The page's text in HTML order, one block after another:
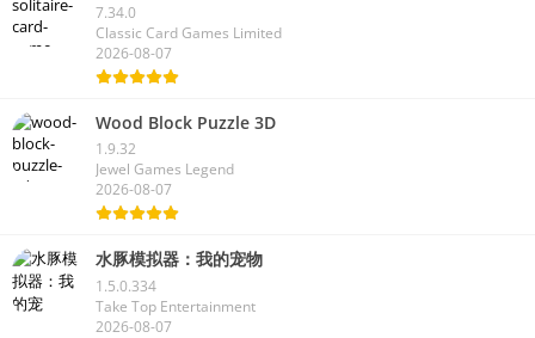
7.34.0
Classic Card Games Limited
2026-08-07
Wood Block Puzzle 3D
1.9.32
Jewel Games Legend
2026-08-07
水豚模拟器：我的宠物
1.5.0.334
Take Top Entertainment
2026-08-07